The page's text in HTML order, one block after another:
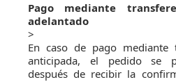
Pago mediante
adelantado
>
En caso de pago mediante
anticipada, el pedido se
después de recibir la